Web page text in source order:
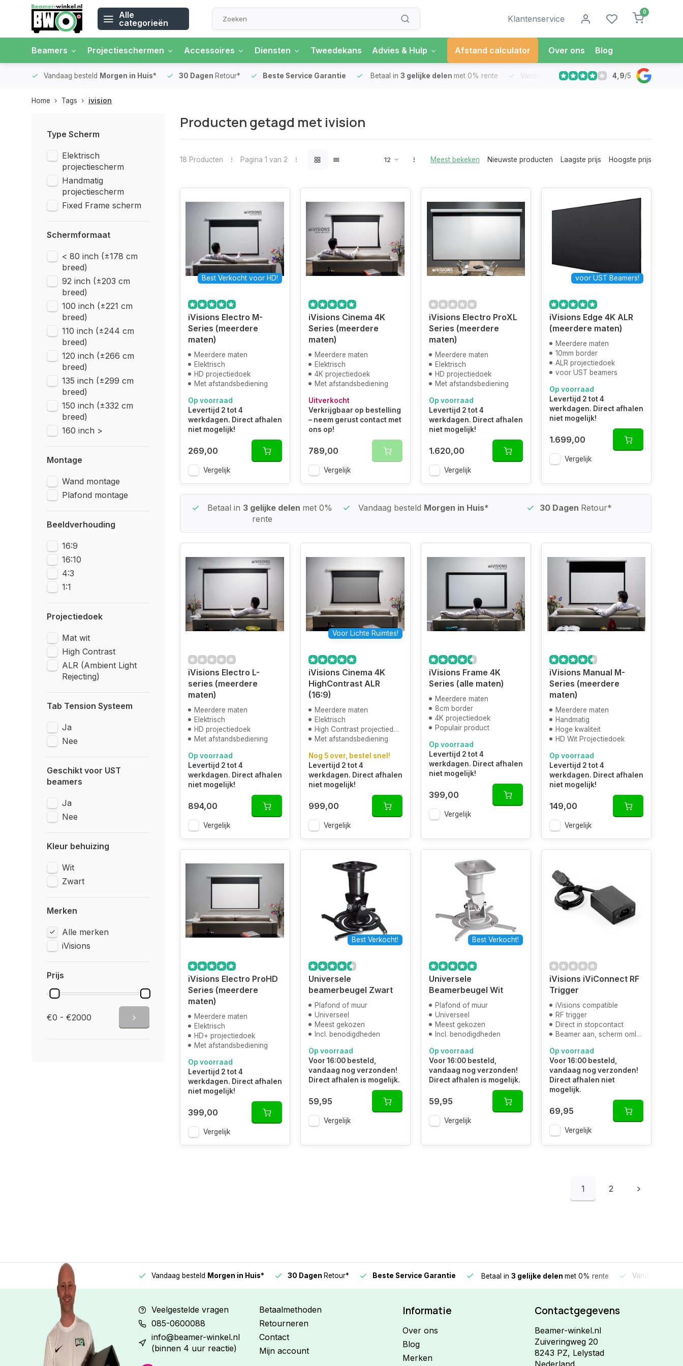
Alle
categorieën
Klantenservice
0
Beamers Projectieschermen Accessoires Diensten Tweedekans Advies & Hulp Afstand calculator Over ons Blog
Vandaag besteld Morgen in Huis* 30 Dagen Retour* Beste Service Garantie Betaal in 3 gelijke delen met 0% rente Vandaag besteldMorgen in Huis*
4,9/5
Home Tags ivision
Type Scherm
Elektrisch
projectiescherm
Handmatig
projectiescherm
Fixed Frame scherm
Schermformaat
< 80 inch (±178 cm
breed)
92 inch (±203 cm
breed)
100 inch (±221 cm
breed)
110 inch (±244 cm
breed)
120 inch (±266 cm
breed)
135 inch (±299 cm
breed)
150 inch (±332 cm
breed)
160 inch >
Montage
Wand montage
Plafond montage
Beeldverhouding
16:9
16:10
4:3
1:1
Projectiedoek
Mat wit
High Contrast
ALR (Ambient Light
Rejecting)
Tab Tension Systeem
Ja
Nee
Geschikt voor UST
beamers
Ja
Nee
Kleur behuizing
Wit
Zwart
Merken
Alle merken
iVisions
Prijs
€0 - €2000
Producten getagd met ivision
18 Producten Pagina 1 van 2 Meest bekeken Nieuwste producten Laagste prijs Hoogste prijs
Best Verkocht voor HD!
iVisions Electro M-
Series (meerdere
maten)
Meerdere maten
Elektrisch
HD projectiedoek
Met afstandsbediening
Op voorraad
Levertijd 2 tot 4
werkdagen. Direct afhalen
niet mogelijk!
269,00
Vergelijk
iVisions Cinema 4K
Series (meerdere
maten)
Meerdere maten
Elektrisch
4K projectiedoek
Met afstandsbediening
Uitverkocht
Verkrijgbaar op bestelling
– neem gerust contact met
ons op!
789,00
Vergelijk
iVisions Electro ProXL
Series (meerdere
maten)
Meerdere maten
Elektrisch
HD projectiedoek
Met afstandsbediening
Op voorraad
Levertijd 2 tot 4
werkdagen. Direct afhalen
niet mogelijk!
1.620,00
Vergelijk
voor UST Beamers!
iVisions Edge 4K ALR
(meerdere maten)
Meerdere maten
10mm border
ALR projectiedoek
voor UST beamers
Op voorraad
Levertijd 2 tot 4
werkdagen. Direct afhalen
niet mogelijk!
1.699,00
Vergelijk
Betaal in 3 gelijke delen met 0%
rente
Vandaag besteld Morgen in Huis* 30 Dagen Retour*
iVisions Electro L-
series (meerdere
maten)
Meerdere maten
Elektrisch
HD projectiedoek
Met afstandsbediening
Op voorraad
Levertijd 2 tot 4
werkdagen. Direct afhalen
niet mogelijk!
894,00
Vergelijk
Voor Lichte Ruimtes!
iVisions Cinema 4K
HighContrast ALR
(16:9)
Meerdere maten
Elektrisch
High Contrast projectiedoek
Met afstandsbediening
Nog 5 over, bestel snel!
Levertijd 2 tot 4
werkdagen. Direct afhalen
niet mogelijk!
999,00
Vergelijk
iVisions Frame 4K
Series (alle maten)
Meerdere maten
8cm border
4K projectiedoek
Populair product
Op voorraad
Levertijd 2 tot 4
werkdagen. Direct afhalen
niet mogelijk!
399,00
Vergelijk
iVisions Manual M-
Series (meerdere
maten)
Meerdere maten
Handmatig
Hoge kwaliteit
HD Wit Projectiedoek
Op voorraad
Levertijd 2 tot 4
werkdagen. Direct afhalen
niet mogelijk!
149,00
Vergelijk
iVisions Electro ProHD
Series (meerdere
maten)
Meerdere maten
Elektrisch
HD+ projectiedoek
Met afstandsbediening
Op voorraad
Levertijd 2 tot 4
werkdagen. Direct afhalen
niet mogelijk!
399,00
Vergelijk
Best Verkocht!
Universele
beamerbeugel Zwart
Plafond of muur
Universeel
Meest gekozen
Incl. benodigdheden
Op voorraad
Voor 16:00 besteld,
vandaag nog verzonden!
Direct afhalen is mogelijk.
59,95
Vergelijk
Best Verkocht!
Universele
Beamerbeugel Wit
Plafond of muur
Universeel
Meest gekozen
Incl. benodigdheden
Op voorraad
Voor 16:00 besteld,
vandaag nog verzonden!
Direct afhalen is mogelijk.
59,95
Vergelijk
iVisions iViConnect RF
Trigger
iVisions compatible
RF trigger
Direct in stopcontact
Beamer aan, scherm omlaag
Op voorraad
Voor 16:00 besteld,
vandaag nog verzonden!
Direct afhalen niet
mogelijk.
69,95
Vergelijk
1 2
3 gelijke delen Vandaag besteld Morgen in Huis* 30 Dagen Retour* Beste Service Garantie Betaal in 3 gelijke delen met 0% rente Vandaag
Veelgestelde vragen
085-0600088
info@beamer-winkel.nl
(binnen 4 uur reactie)
Betaalmethoden
Retourneren
Contact
Mijn account
Informatie
Over ons
Blog
Merken
Contactgegevens
Beamer-winkel.nl
Zuiveringweg 20
8243 PZ, Lelystad
Nederland